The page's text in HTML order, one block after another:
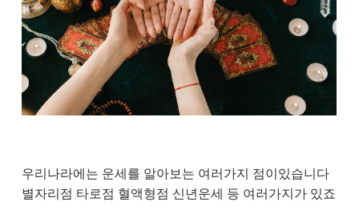
우리나라에는 운세를 알아보는 여러가지 점이있습니다
별자리점 타로점 혈액형점 신년운세 등 여러가지가 있죠